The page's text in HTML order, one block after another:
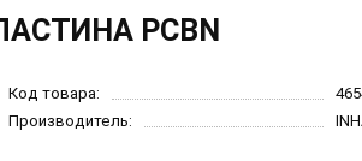
PCBN
Код товара:
Производитель: